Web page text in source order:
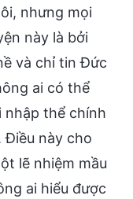
nhưng mọi
này là bởi
và chỉ tin Đức
ai có thể
nhập thể chính
Điều này cho
lẽ nhiệm mầu
ai hiểu được